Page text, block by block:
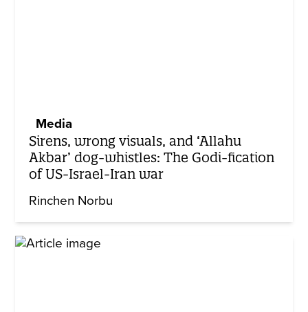
Media
Sirens, wrong visuals, and ‘Allahu
Akbar’ dog-whistles: The Godi-fication
of US-Israel-Iran war
Rinchen Norbu